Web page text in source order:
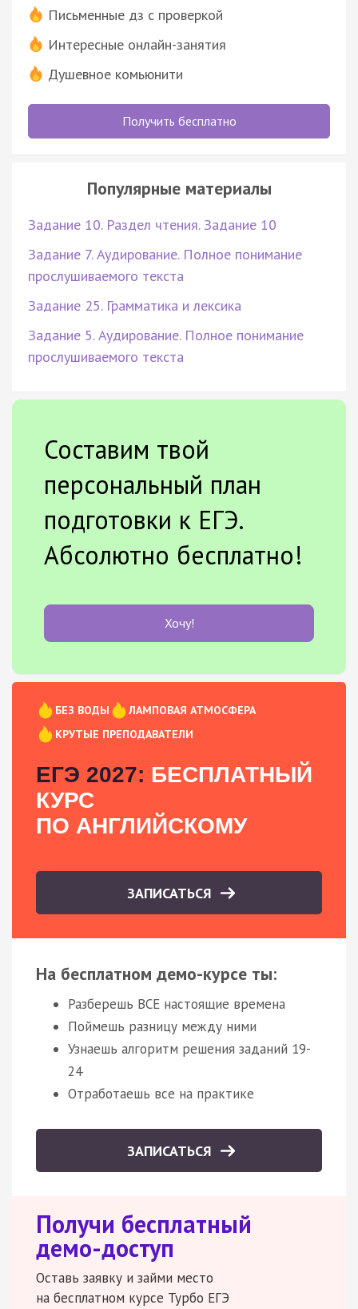
Письменные дз с проверкой
Интересные онлайн-занятия
Душевное комьюнити
Получить бесплатно
Популярные материалы
Задание 10. Раздел чтения. Задание 10
Задание 7. Аудирование. Полное понимание
прослушиваемого текста
Задание 25. Грамматика и лексика
Задание 5. Аудирование. Полное понимание
прослушиваемого текста
Составим твой
персональный план
подготовки к ЕГЭ.
Абсолютно бесплатно!
Хочу!
БЕЗ ВОДЫ
ЛАМПОВАЯ АТМОСФЕРА
КРУТЫЕ ПРЕПОДАВАТЕЛИ
ЕГЭ 2027: БЕСПЛАТНЫЙ
КУРС
ПО АНГЛИЙСКОМУ
ЗАПИСАТЬСЯ
На бесплатном демо-курсе ты:
Разберешь ВСЕ настоящие времена
Поймешь разницу между ними
Узнаешь алгоритм решения заданий 19-
24
Отработаешь все на практике
ЗАПИСАТЬСЯ
Получи бесплатный
демо-доступ
Оставь заявку и займи место
на бесплатном курсе Турбо ЕГЭ